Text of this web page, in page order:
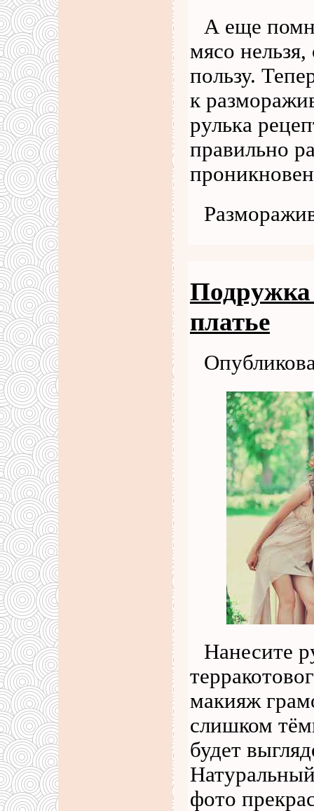
А еще
мясо
пользу.
к
рулька
правильно
Подружка
платье
Нанесите
макияж
слишком
будет
фото